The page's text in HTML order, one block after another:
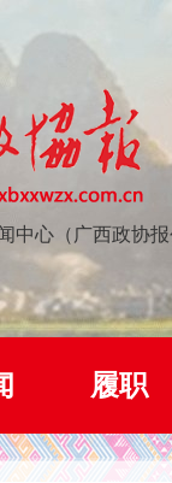
中心（广西政协
履职